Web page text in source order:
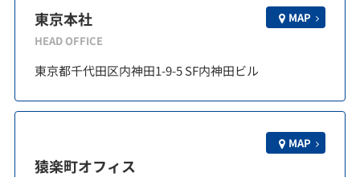
東京本社
HEAD OFFICE
MAP
東京都千代田区内神田1-9-5 SF内神田ビル
猿楽町オフィス
MAP